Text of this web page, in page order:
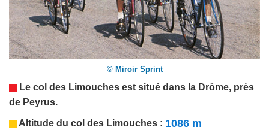
© Miroir Sprint
Le col des Limouches est situé dans la Drôme, près
de Peyrus.
Altitude du col des Limouches : 1086 m